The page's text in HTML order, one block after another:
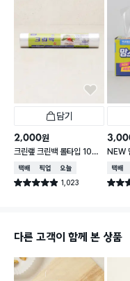
담기
2,000원
크린랲 크린백 롤타입 100
매 30X40 cm
택배배송매장픽업오늘배송
별점 4.9점 1,023
건 작성
NEW
400
택배배
별점
다른 고객이 함께 본 상품